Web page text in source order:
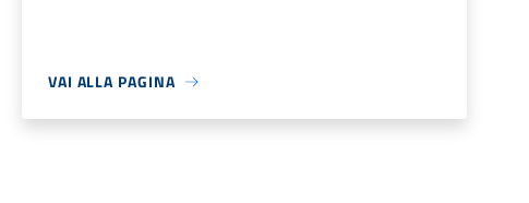
VAI ALLA PAGINA